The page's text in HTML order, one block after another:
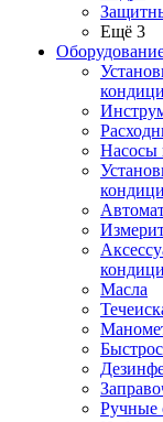
Ещё 3
Насосы
Масла
Ручные